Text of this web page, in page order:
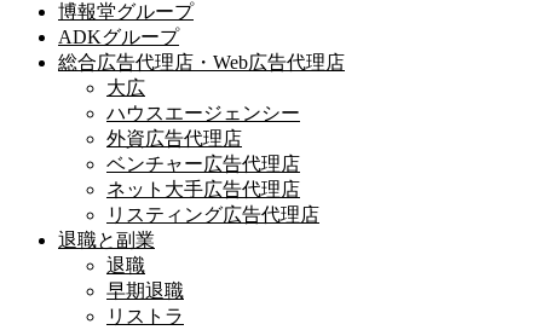
博報堂グループ
ADKグループ
総合広告代理店・Web広告代理店
大広
ハウスエージェンシー
外資広告代理店
ベンチャー広告代理店
ネット大手広告代理店
リスティング広告代理店
退職と副業
退職
早期退職
リストラ